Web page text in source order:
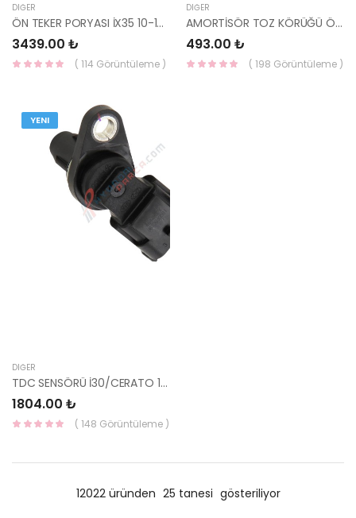
DIĞER
ÖN TEKER PORYASI İX35 10-15/SPORTAGE 11-16/SONATA 51750-39603 HMC
3439.00 ₺
( 114 Görüntüleme )
DIĞER
AMORTİSÖR TOZ KÖRÜĞÜ ÖN ACCENT 54625-22000-YS
493.00 ₺
( 198 Görüntüleme )
YENI
DIĞER
TDC SENSÖRÜ İ30/CERATO 10- BENZİN 39350-2B000-YS
1804.00 ₺
( 148 Görüntüleme )
12022 üründen 25 tanesi gösteriliyor